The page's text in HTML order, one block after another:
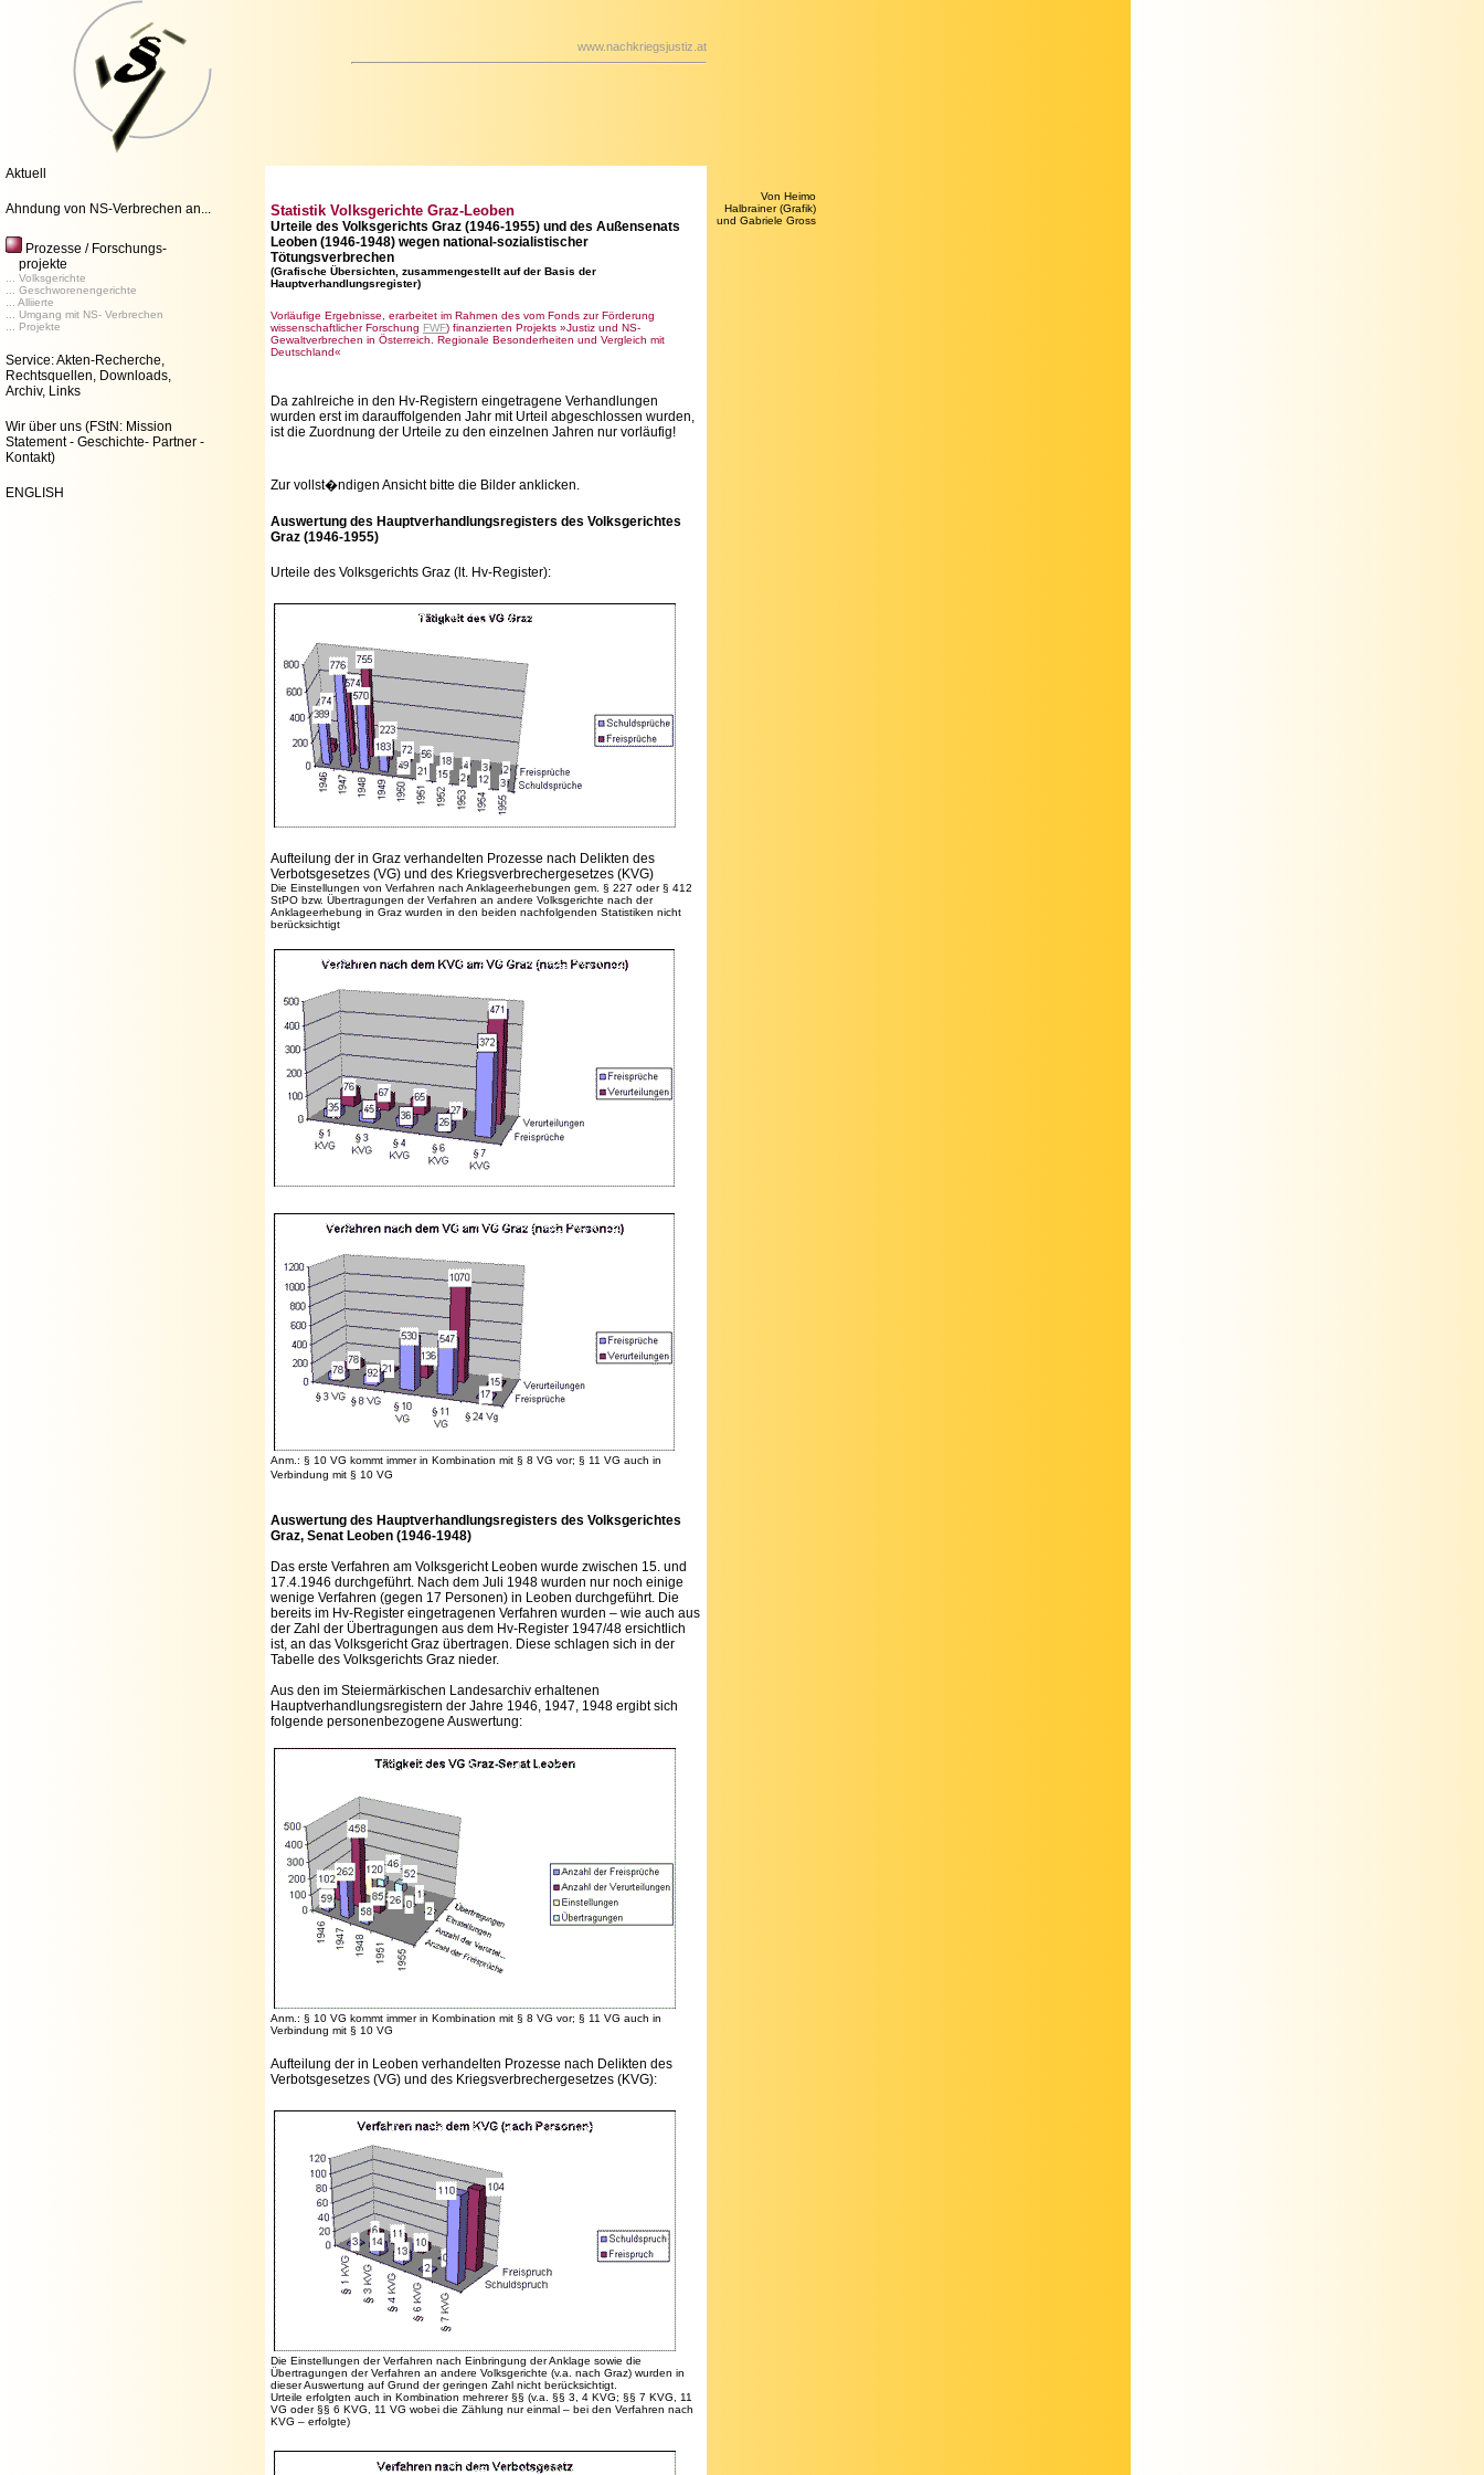
www.nachkriegsjustiz.at
Aktuell
Ahndung von NS-Verbrechen an...
Prozesse / Forschungs-
projekte
... Volksgerichte
... Geschworenengerichte
... Alliierte
... Umgang mit NS- Verbrechen
... Projekte
Service: Akten-Recherche,
Rechtsquellen, Downloads,
Archiv, Links
Wir über uns (FStN: Mission
Statement - Geschichte- Partner -
Kontakt)
ENGLISH
Statistik Volksgerichte Graz-Leoben
Urteile des Volksgerichts Graz (1946-1955) und des Außensenats
Leoben (1946-1948) wegen national-sozialistischer
Tötungsverbrechen
(Grafische Übersichten, zusammengestellt auf der Basis der
Hauptverhandlungsregister)
Vorläufige Ergebnisse, erarbeitet im Rahmen des vom Fonds zur Förderung
wissenschaftlicher Forschung FWF) finanzierten Projekts »Justiz und NS-
Gewaltverbrechen in Österreich. Regionale Besonderheiten und Vergleich mit
Deutschland«
Da zahlreiche in den Hv-Registern eingetragene Verhandlungen
wurden erst im darauffolgenden Jahr mit Urteil abgeschlossen wurden,
ist die Zuordnung der Urteile zu den einzelnen Jahren nur vorläufig!
Zur vollst�ndigen Ansicht bitte die Bilder anklicken.
Auswertung des Hauptverhandlungsregisters des Volksgerichtes
Graz (1946-1955)
Urteile des Volksgerichts Graz (lt. Hv-Register):
Aufteilung der in Graz verhandelten Prozesse nach Delikten des
Verbotsgesetzes (VG) und des Kriegsverbrechergesetzes (KVG)
Die Einstellungen von Verfahren nach Anklageerhebungen gem. § 227 oder § 412
StPO bzw. Übertragungen der Verfahren an andere Volksgerichte nach der
Anklageerhebung in Graz wurden in den beiden nachfolgenden Statistiken nicht
berücksichtigt
Anm.: § 10 VG kommt immer in Kombination mit § 8 VG vor; § 11 VG auch in
Verbindung mit § 10 VG
Auswertung des Hauptverhandlungsregisters des Volksgerichtes
Graz, Senat Leoben (1946-1948)
Das erste Verfahren am Volksgericht Leoben wurde zwischen 15. und
17.4.1946 durchgeführt. Nach dem Juli 1948 wurden nur noch einige
wenige Verfahren (gegen 17 Personen) in Leoben durchgeführt. Die
bereits im Hv-Register eingetragenen Verfahren wurden – wie auch aus
der Zahl der Übertragungen aus dem Hv-Register 1947/48 ersichtlich
ist, an das Volksgericht Graz übertragen. Diese schlagen sich in der
Tabelle des Volksgerichts Graz nieder.
Aus den im Steiermärkischen Landesarchiv erhaltenen
Hauptverhandlungsregistern der Jahre 1946, 1947, 1948 ergibt sich
folgende personenbezogene Auswertung:
Anm.: § 10 VG kommt immer in Kombination mit § 8 VG vor; § 11 VG auch in
Verbindung mit § 10 VG
Aufteilung der in Leoben verhandelten Prozesse nach Delikten des
Verbotsgesetzes (VG) und des Kriegsverbrechergesetzes (KVG):
Die Einstellungen der Verfahren nach Einbringung der Anklage sowie die
Übertragungen der Verfahren an andere Volksgerichte (v.a. nach Graz) wurden in
dieser Auswertung auf Grund der geringen Zahl nicht berücksichtigt.
Urteile erfolgten auch in Kombination mehrerer §§ (v.a. §§ 3, 4 KVG; §§ 7 KVG, 11
VG oder §§ 6 KVG, 11 VG wobei die Zählung nur einmal – bei den Verfahren nach
KVG – erfolgte)
Von Heimo
Halbrainer (Grafik)
und Gabriele Gross